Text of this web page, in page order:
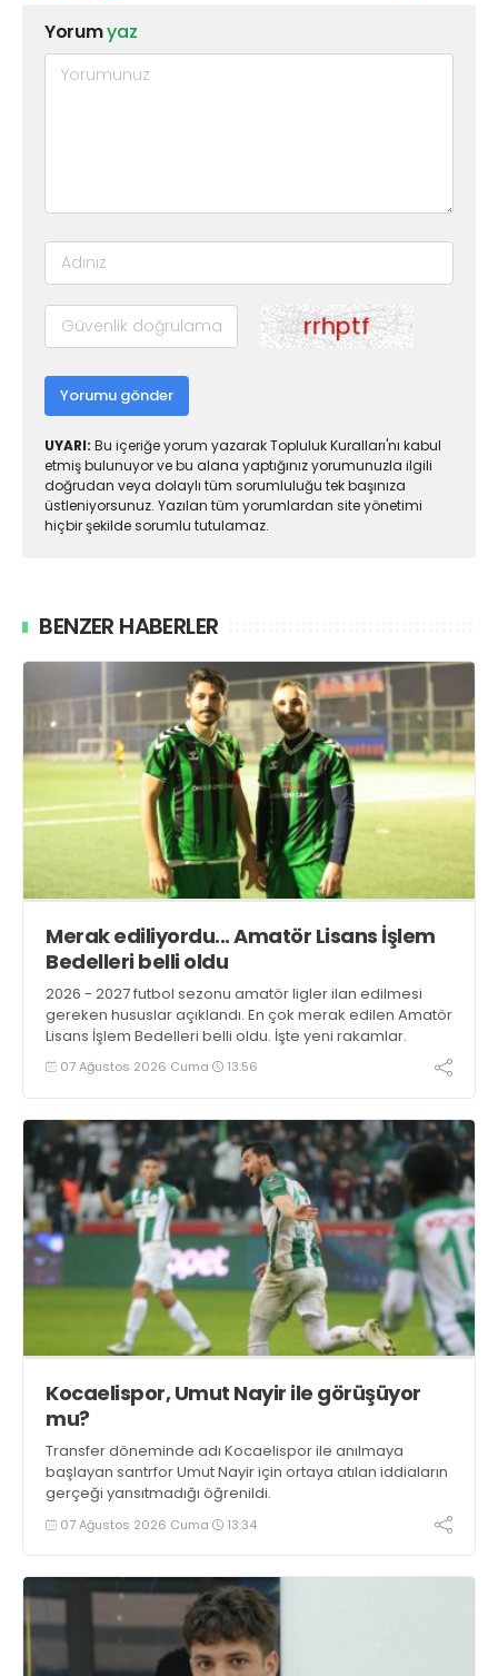
Yorumyaz
Yorumu gönder
UYARI: Bu içeriğe yorum yazarak Topluluk Kuralları'nı kabul
etmiş bulunuyor ve bu alana yaptığınız yorumunuzla ilgili
doğrudan veya dolaylı tüm sorumluluğu tek başınıza
üstleniyorsunuz. Yazılan tüm yorumlardan site yönetimi
hiçbir şekilde sorumlu tutulamaz.
BENZER HABERLER
Merak ediliyordu... Amatör Lisans İşlem
Bedelleri belli oldu
2026 - 2027 futbol sezonu amatör ligler ilan edilmesi
gereken hususlar açıklandı. En çok merak edilen Amatör
Lisans İşlem Bedelleri belli oldu. İşte yeni rakamlar.
07 Ağustos 2026 Cuma 13:56
Kocaelispor, Umut Nayir ile görüşüyor
mu?
Transfer döneminde adı Kocaelispor ile anılmaya
başlayan santrfor Umut Nayir için ortaya atılan iddiaların
gerçeği yansıtmadığı öğrenildi.
07 Ağustos 2026 Cuma 13:34